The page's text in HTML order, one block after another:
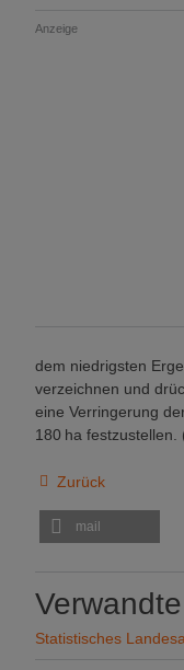
Anzeige
dem niedrigsten
verzeichnen und
eine Verringerung
180 ha
Zurück
mail
Statistisches